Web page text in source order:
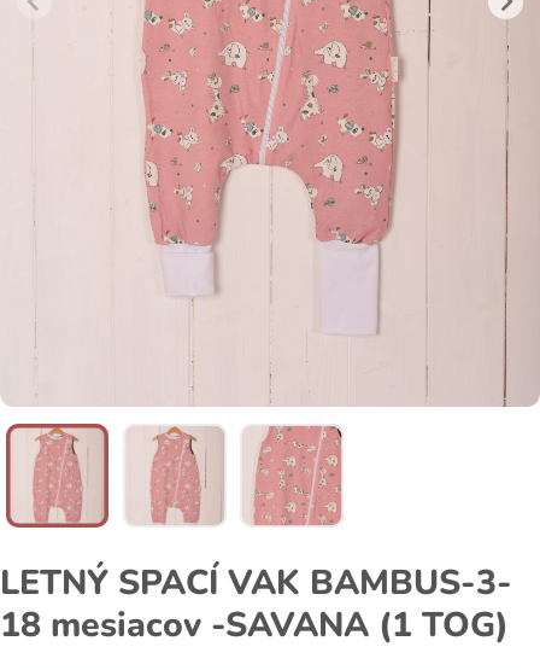
LETNÝ SPACÍ VAK BAMBUS-3-
18 mesiacov -SAVANA (1 TOG)